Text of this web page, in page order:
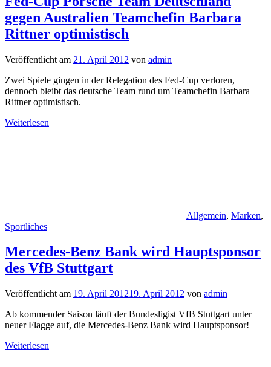
gegen Australien Teamchefin Barbara
Rittner optimistisch
Veröffentlicht am 21. April 2012 von admin
Zwei Spiele gingen in der Relegation des Fed-Cup verloren,
dennoch bleibt das deutsche Team rund um Teamchefin Barbara
Rittner optimistisch.
Weiterlesen
Allgemein, Marken,
Sportliches
Mercedes-Benz Bank wird Hauptsponsor
des VfB Stuttgart
Veröffentlicht am 19. April 201219. April 2012 von admin
Ab kommender Saison läuft der Bundesligist VfB Stuttgart unter
neuer Flagge auf, die Mercedes-Benz Bank wird Hauptsponsor!
Weiterlesen